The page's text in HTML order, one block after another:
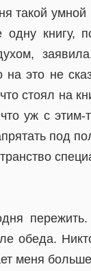
такой
книгу,
это не
стоял на
уж с этим-
под
обеда.
меня